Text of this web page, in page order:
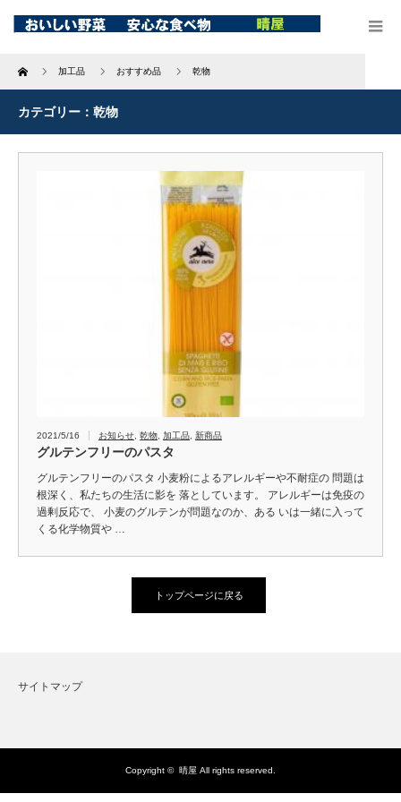
Home 加工品 おすすめ品 乾物
カテゴリー：乾物
2021/5/16 お知らせ 乾物 加工品 新商品
グルテンフリーのパスタ
グルテンフリーのパスタ 小麦粉によるアレルギーや不耐症の 問題は
根深く、私たちの生活に影を 落としています。 アレルギーは免疫の
過剰反応で、 小麦のグルテンが問題なのか、ある いは一緒に入って
くる化学物質や …
トップページに戻る
サイトマップ
Copyright © 晴屋 All rights reserved.